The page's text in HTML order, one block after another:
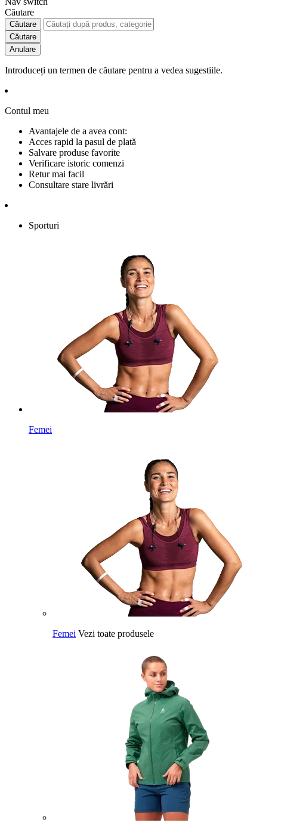
Căutare
Căutare
Căutare
Anulare
Introduceți un termen de căutare pentru a vedea sugestiile.
Contul meu
Avantajele de a avea cont:
Acces rapid la pasul de plată
Salvare produse favorite
Verificare istoric comenzi
Retur mai facil
Consultare stare livrări
Sporturi
Femei
Femei Vezi toate produsele